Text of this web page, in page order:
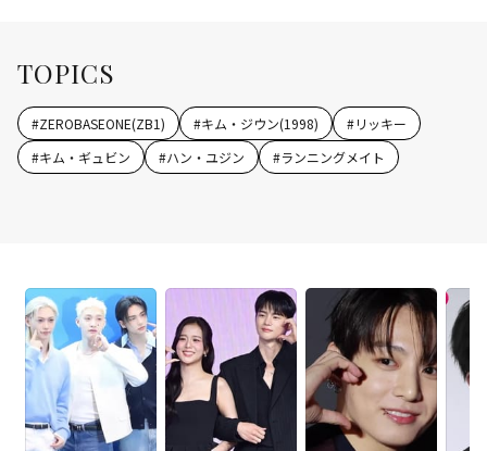
TOPICS
#ZEROBASEONE(ZB1) #キム・ジウン(1998) #リッキー
#キム・ギュビン #ハン・ユジン #ランニングメイト